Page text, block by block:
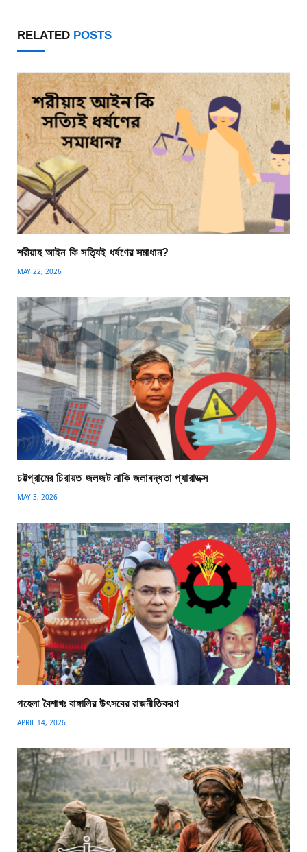
RELATED POSTS
শরীয়াহ আইন কি সত্যিই ধর্ষণের সমাধান?
MAY 22, 2026
চট্টগ্রামের চিরায়ত জলজট নাকি জলাবদ্ধতা প্যারাডক্স
MAY 3, 2026
পহেলা বৈশাখঃ বাঙ্গালির উৎসবের রাজনীতিকরণ
APRIL 14, 2026